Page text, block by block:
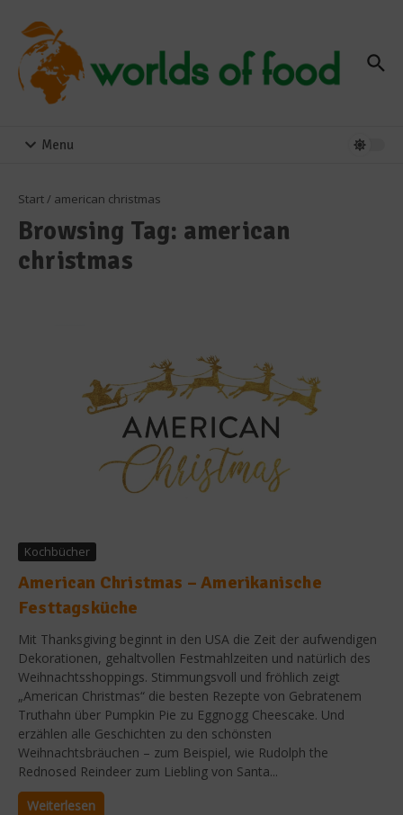
Menu
Start/ american christmas
Browsing Tag: american
christmas
Kochbücher
American Christmas – Amerikanische
Festtagsküche
Mit Thanksgiving beginnt in den USA die Zeit der aufwendigen
Dekorationen, gehaltvollen Festmahlzeiten und natürlich des
Weihnachtsshoppings. Stimmungsvoll und fröhlich zeigt
„American Christmas“ die besten Rezepte von Gebratenem
Truthahn über Pumpkin Pie zu Eggnogg Cheescake. Und
erzählen alle Geschichten zu den schönsten
Weihnachtsbräuchen – zum Beispiel, wie Rudolph the
Rednosed Reindeer zum Liebling von Santa...
Weiterlesen